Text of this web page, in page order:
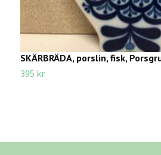
SKÄRBRÄDA, porslin, fisk,
395 kr